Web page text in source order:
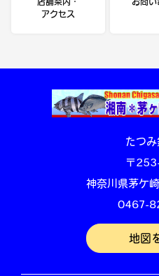
アクセス
たつ
〒
神奈川県茅ケ
0467-
地図